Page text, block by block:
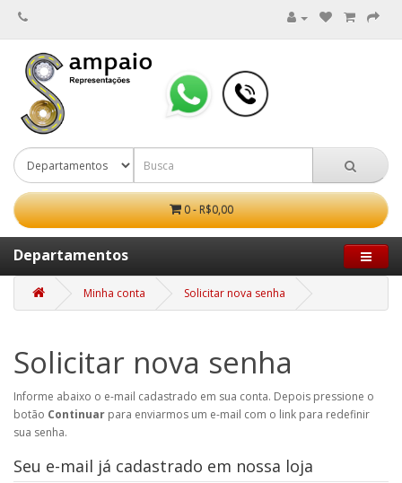
0 - R$0,00
Departamentos
Minha conta Solicitar nova senha
Solicitar nova senha
Informe abaixo o e-mail cadastrado em sua conta. Depois pressione o
botão Continuar para enviarmos um e-mail com o link para redefinir
sua senha.
Seu e-mail já cadastrado em nossa loja